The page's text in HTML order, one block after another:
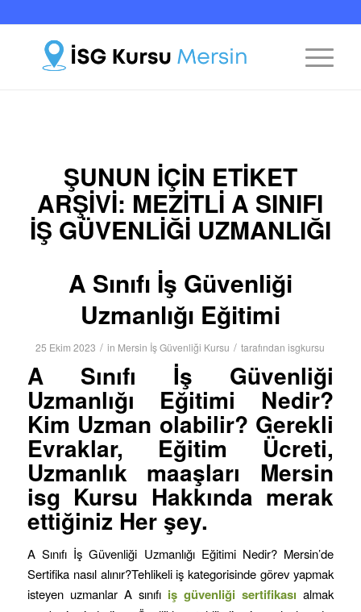
ŞUNUN IÇIN ETIKET
ARŞIVI: MEZITLI A SINIFI
İŞ GÜVENLIĞI UZMANLIĞI
A Sınıfı İş Güvenliği
Uzmanlığı Eğitimi
25 Ekim 2023 / in Mersin İş Güvenliği Kursu / tarafındanisgkursu
A Sınıfı İş Güvenliği
Uzmanlığı Eğitimi Nedir?
Kim Uzman olabilir? Gerekli
Evraklar, Eğitim Ücreti,
Uzmanlık maaşları Mersin
isg Kursu Hakkında merak
ettiğiniz Her şey.
A Sınıfı İş Güvenliği Uzmanlığı Eğitimi Nedir? Mersin’de
Sertifika nasıl alınır?Tehlikeli iş kategorisinde görev yapmak
isteyen uzmanlar A sınıfı iş güvenliği sertifikasıalmak